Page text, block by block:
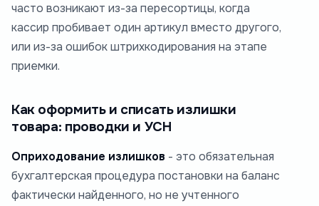
часто возникают из-за пересортицы, когда
кассир пробивает один артикул вместо другого,
или из-за ошибок штрихкодирования на этапе
приемки.
Как оформить и списать излишки
товара: проводки и УСН
Оприходование излишков - это обязательная
бухгалтерская процедура постановки на баланс
фактически найденного, но не учтенного